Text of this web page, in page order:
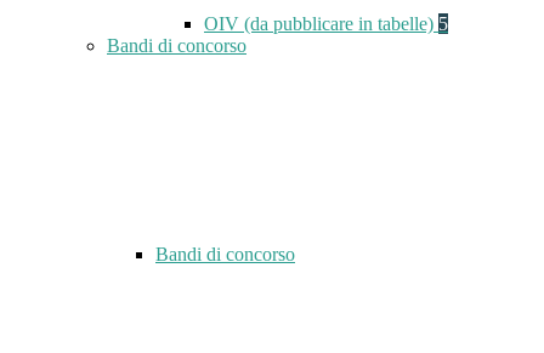
OIV (da pubblicare in tabelle) 5
Bandi di concorso
Bandi di concorso